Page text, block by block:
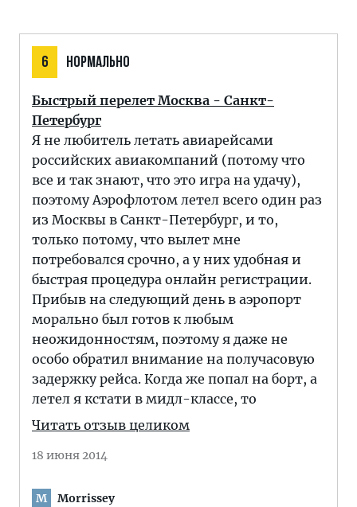
6 НОРМАЛЬНО
Быстрый перелет Москва - Санкт-
Петербург
Я не любитель летать авиарейсами
российских авиакомпаний (потому что
все и так знают, что это игра на удачу),
поэтому Аэрофлотом летел всего один раз
из Москвы в Санкт-Петербург, и то,
только потому, что вылет мне
потребовался срочно, а у них удобная и
быстрая процедура онлайн регистрации.
Прибыв на следующий день в аэропорт
морально был готов к любым
неожидонностям, поэтому я даже не
особо обратил внимание на получасовую
задержку рейса. Когда же попал на борт, а
летел я кстати в мидл-классе, то
Читать отзыв целиком
18 июня 2014
M Morrissey